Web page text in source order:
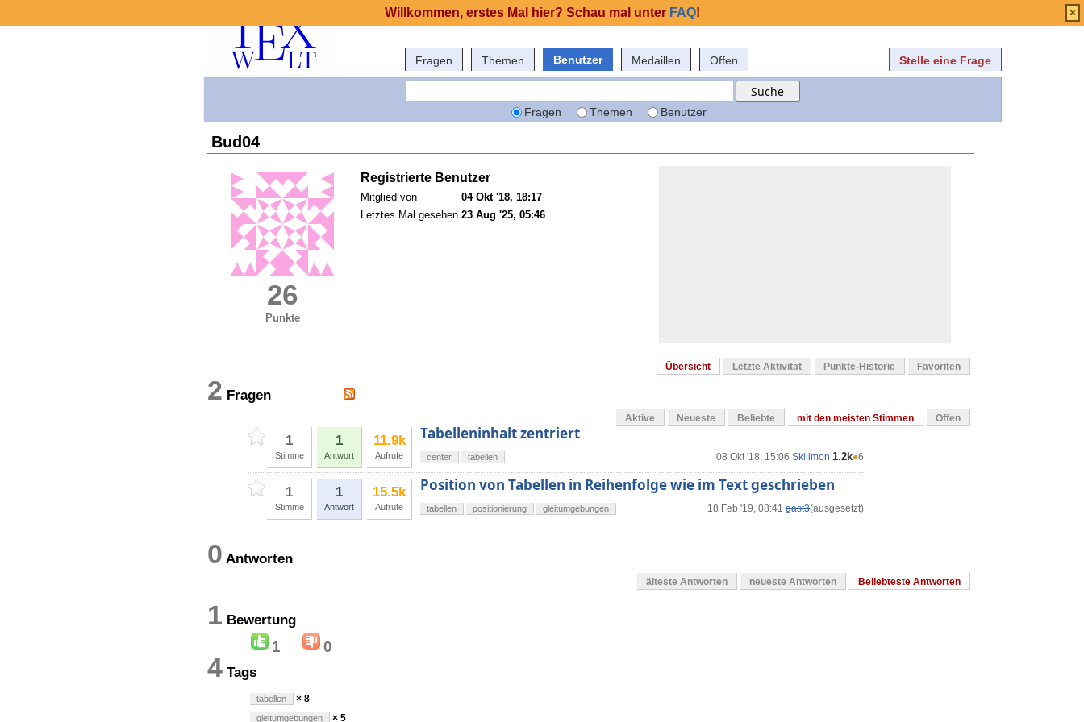
Fragen Themen Benutzer Medaillen Offen Stelle eine Frage
Fragen Themen Benutzer
Bud04
26
Punkte
Registrierte Benutzer
Mitglied von
04 Okt '18, 18:17
Letztes Mal gesehen 23 Aug '25, 05:46
Übersicht Letzte Aktivität Punkte-Historie Favoriten
2 Fragen
Aktive Neueste Beliebte mit den meisten Stimmen Offen
1
Stimme
1
Antwort
11.9k
Aufrufe
Tabelleninhalt zentriert
08 Okt '18, 15:06 Skillmon 1.2k●6
center tabellen
1
Stimme
1
Antwort
15.5k
Aufrufe
Position von Tabellen in Reihenfolge wie im Text geschrieben
18 Feb '19, 08:41 gast3(ausgesetzt)
tabellen positionierung gleitumgebungen
0 Antworten
älteste Antworten neueste Antworten Beliebteste Antworten
1 Bewertung
1 0
4 Tags
tabellen × 8
gleitumgebungen × 5
Willkommen, erstes Mal hier? Schau mal unter FAQ! ×